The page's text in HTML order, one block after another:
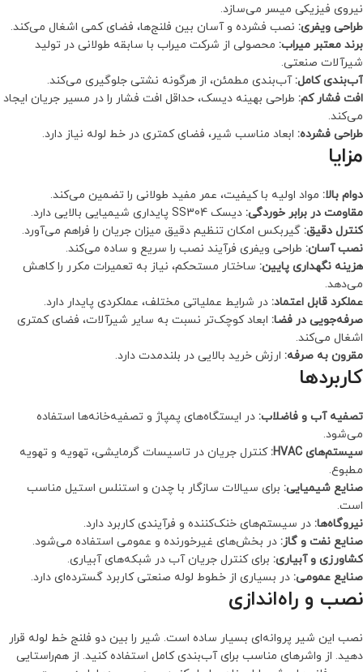
نیروی فیزیکی میسر می‌سازد.
طراحی ویفری: نصب فشرده و آسان بین فلنج‌ها، فضای کمی اشغال می‌کند.
برند معتبر میراب: محصولی از شرکت میراب با سابقه طولانی در تولید
شیرآلات صنعتی.
آب‌بندی کامل: آب‌بندی مطمئن، از هرگونه نشتی جلوگیری می‌کند.
افت فشار کم: طراحی بهینه دیسک، حداقل افت فشار را در مسیر جریان ایجاد
می‌کند.
طراحی فشرده: ابعاد مناسب شیر، فضای کمتری در خط لوله نیاز دارد.
مزایا
دوام بالا: مواد اولیه با کیفیت، عمر مفید طولانی را تضمین می‌کند.
مقاومت در برابر خوردگی: دیسک SS304 پایداری شیمیایی بالایی دارد.
کنترل دقیق: گیربکس امکان تنظیم دقیق میزان جریان را فراهم می‌آورد.
نصب آسان: طراحی ویفری فرآیند نصب را سریع و ساده می‌کند.
هزینه نگهداری پایین: ساختار مستحکم، نیاز به تعمیرات مکرر را کاهش
می‌دهد.
عملکرد قابل اعتماد: در شرایط عملیاتی مختلف، عملکردی پایدار دارد.
صرفه‌جویی در فضا: ابعاد کوچک‌تر نسبت به سایر شیرآلات، فضای کمتری
اشغال می‌کند.
مقرون به صرفه: ارزش خرید بالایی در بلندمدت دارد.
کاربردها
تصفیه آب و فاضلاب: در ایستگاه‌های پمپاژ و تصفیه‌خانه‌ها استفاده
می‌شود.
سیستم‌های HVAC:
کنترل جریان در تاسیسات گرمایشی، تهویه و تهویه
مطبوع.
صنایع شیمیایی: برای سیالات سازگار با چدن و استنلس استیل مناسب
است.
نیروگاه‌ها: در سیستم‌های خنک‌کننده و فرآیندی کاربرد دارد.
صنایع نفت و گاز: در بخش‌های غیرخورنده و عمومی استفاده می‌شود.
کشاورزی و آبیاری: برای کنترل جریان آب در شبکه‌های آبیاری.
صنایع عمومی: در بسیاری از خطوط لوله صنعتی کاربرد گسترده‌ای دارد.
نصب و راه‌اندازی
نصب این شیر پروانه‌ای بسیار ساده است. شیر را بین دو فلنج خط لوله قرار
دهید. از واشرهای مناسب برای آب‌بندی کامل استفاده کنید. از هم‌راستایی